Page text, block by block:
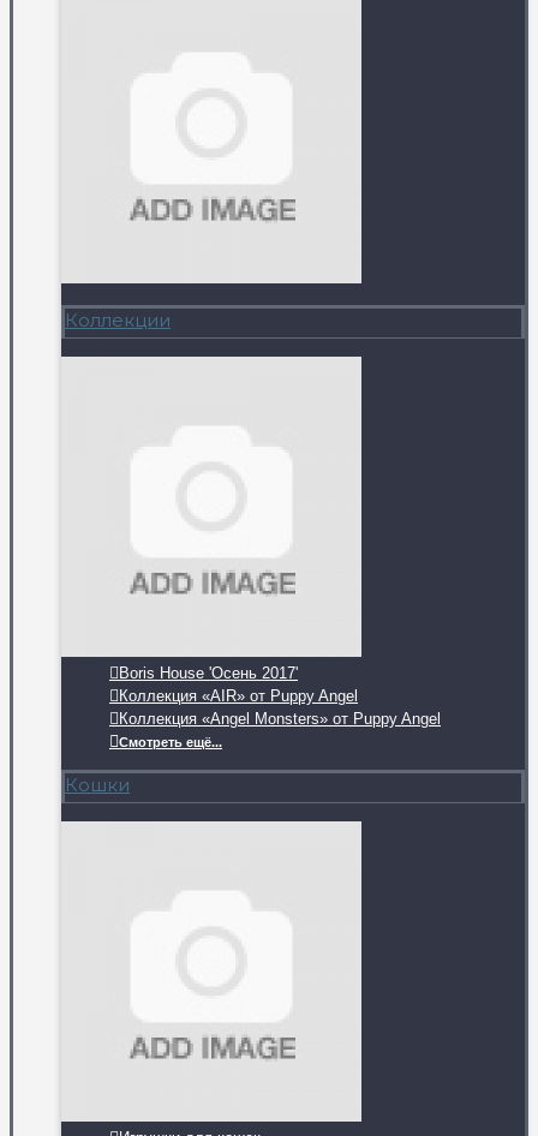
Коллекции
Boris House 'Осень 2017'
Коллекция «AIR» от Puppy Angel
Коллекция «Angel Monsters» от Puppy Angel
Смотреть ещё...
Кошки